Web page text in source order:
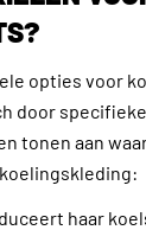
opties voor
door
tonen aan
haar